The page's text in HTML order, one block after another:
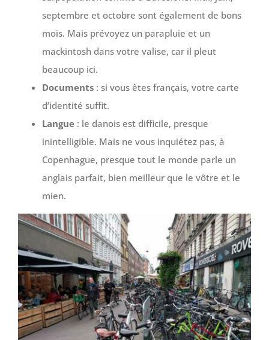
septembre et octobre sont également de bons
mois. Mais prévoyez un parapluie et un
mackintosh dans votre valise, car il pleut
beaucoup ici.
Documents: si vous êtes français, votre carte
d’identité suffit.
Langue: le danois est difficile, presque
inintelligible. Mais ne vous inquiétez pas, à
Copenhague, presque tout le monde parle un
anglais parfait, bien meilleur que le vôtre et le
mien.